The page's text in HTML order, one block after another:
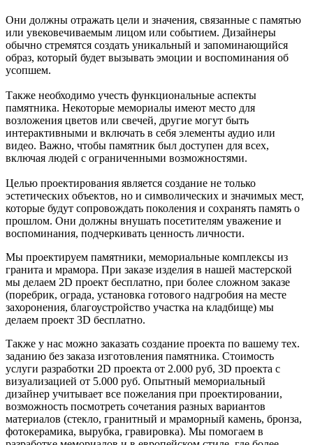
Они должны отражать цели и значения, связанные с памятью
или увековечиваемым лицом или событием. Дизайнеры
обычно стремятся создать уникальный и запоминающийся
образ, который будет вызывать эмоции и воспоминания об
усопшем.
Также необходимо учесть функциональные аспекты
памятника. Некоторые мемориалы имеют место для
возложения цветов или свечей, другие могут быть
интерактивными и включать в себя элементы аудио или
видео. Важно, чтобы памятник был доступен для всех,
включая людей с ограниченными возможностями.
Целью проектирования является создание не только
эстетических объектов, но и символических и значимых мест,
которые будут сопровождать поколения и сохранять память о
прошлом. Они должны внушать посетителям уважение и
воспоминания, подчеркивать ценность личности.
Мы проектируем памятники, мемориальные комплексы из
гранита и мрамора. При заказе изделия в нашей мастерской
мы делаем 2D проект бесплатно, при более сложном заказе
(поребрик, ограда, установка готового надгробия на месте
захоронения, благоустройство участка на кладбище) мы
делаем проект 3D бесплатно.
Также у нас можно заказать создание проекта по вашему тех.
заданию без заказа изготовления памятника. Стоимость
услуги разработки 2D проекта от 2.000 руб, 3D проекта с
визуализацией от 5.000 руб. Опытный мемориальный
дизайнер учитывает все пожелания при проектировании,
возможность посмотреть сочетания разных вариантов
материалов (стекло, гранитный и мраморный камень, бронза,
фотокерамика, вырубка, гравировка). Мы помогаем в